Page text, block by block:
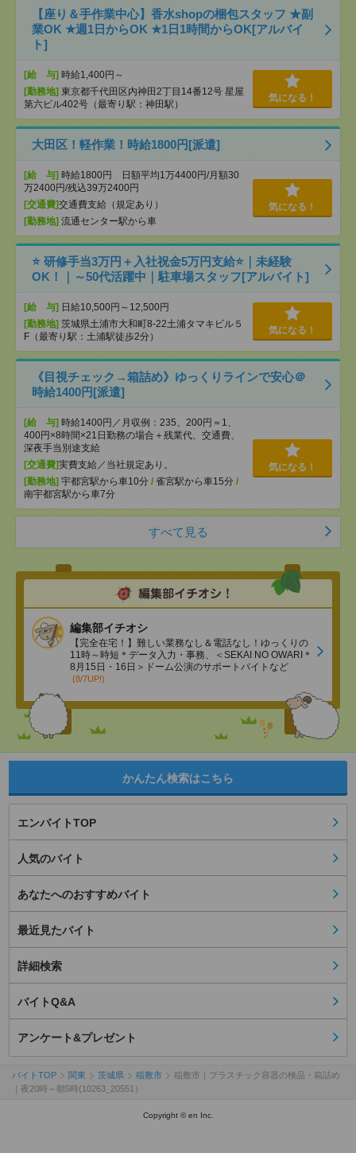
【座り＆手作業中心】香水shopの梱包スタッフ ★副
業OK ★週1日からOK ★1日1時間からOK[アルバイ
ト]
[給 与] 時給1,400円～
[勤務地] 東京都千代田区内神田2丁目14番12号 星屋
第六ビル402号（最寄り駅：神田駅）
気になる！
大田区！軽作業！時給1800円[派遣]
[給 与] 時給1800円 日額平均1万4400円/月額30
万2400円/残込39万2400円
[交通費]交通費支給（規定あり）
[勤務地] 流通センター駅から車
気になる！
⭐ 研修手当3万円＋入社祝金5万円支給⭐｜未経験
OK！｜～50代活躍中｜駐車場スタッフ[アルバイト]
[給 与] 日給10,500円～12,500円
[勤務地] 茨城県土浦市大和町8-22土浦タマキビル５
F（最寄り駅：土浦駅徒歩2分）
気になる！
《目視チェック→箱詰め》ゆっくりラインで安心＠
時給1400円[派遣]
[給 与] 時給1400円／月収例：235、200円＝1、
400円×8時間×21日勤務の場合＋残業代、交通費、
深夜手当別途支給
[交通費]実費支給／当社規定あり。
[勤務地] 宇都宮駅から車10分 / 雀宮駅から車15分 /
南宇都宮駅から車7分
気になる！
すべて見る
編集部イチオシ
【完全在宅！】難しい業務なし＆電話なし！ゆっくりの
11時～時短＊データ入力・事務、＜SEKAI NO OWARI＊
8月15日・16日＞ドーム公演のサポートバイトなど
(8/7UP!)
かんたん検索はこちら
エンバイトTOP
人気のバイト
あなたへのおすすめバイト
最近見たバイト
詳細検索
バイトQ&A
アンケート&プレゼント
バイトTOP 関東 茨城県 稲敷市
稲敷市｜プラスチック容器の検品・箱詰め
｜夜20時～朝5時(10263_20551）
Copyright © en Inc.